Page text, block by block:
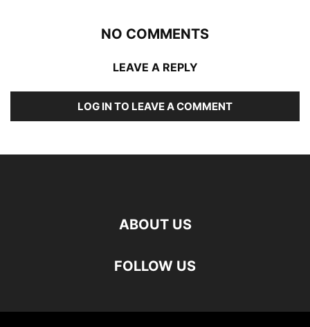
NO COMMENTS
LEAVE A REPLY
LOG IN TO LEAVE A COMMENT
ABOUT US
FOLLOW US